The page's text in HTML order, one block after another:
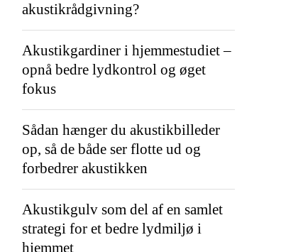
akustikrådgivning?
Akustikgardiner i hjemmestudiet –
opnå bedre lydkontrol og øget
fokus
Sådan hænger du akustikbilleder
op, så de både ser flotte ud og
forbedrer akustikken
Akustikgulv som del af en samlet
strategi for et bedre lydmiljø i
hjemmet